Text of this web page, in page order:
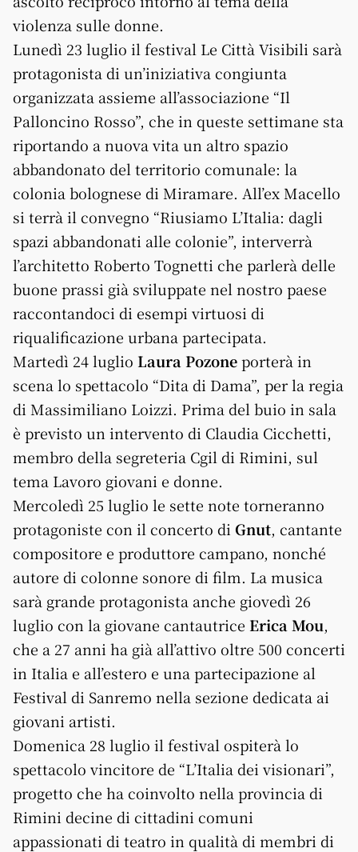
violenza sulle donne.
Lunedì 23 luglio il festival Le Città Visibili sarà
protagonista di un’iniziativa congiunta
organizzata assieme all’associazione “Il
Palloncino Rosso”, che in queste settimane sta
riportando a nuova vita un altro spazio
abbandonato del territorio comunale: la
colonia bolognese di Miramare. All’ex Macello
si terrà il convegno “Riusiamo L’Italia: dagli
spazi abbandonati alle colonie”, interverrà
l’architetto Roberto Tognetti che parlerà delle
buone prassi già sviluppate nel nostro paese
raccontandoci di esempi virtuosi di
riqualificazione urbana partecipata.
Martedì 24 luglio Laura Pozoneporterà in
scena lo spettacolo “Dita di Dama”, per la regia
di Massimiliano Loizzi. Prima del buio in sala
è previsto un intervento di Claudia Cicchetti,
membro della segreteria Cgil di Rimini, sul
tema Lavoro giovani e donne.
Mercoledì 25 luglio le sette note torneranno
protagoniste con il concerto di Gnut, cantante
compositore e produttore campano, nonché
autore di colonne sonore di film. La musica
sarà grande protagonista anche giovedì 26
luglio con la giovane cantautrice Erica Mou,
che a 27 anni ha già all’attivo oltre 500 concerti
in Italia e all’estero e una partecipazione al
Festival di Sanremo nella sezione dedicata ai
giovani artisti.
Domenica 28 luglio il festival ospiterà lo
spettacolo vincitore de “L’Italia dei visionari”,
progetto che ha coinvolto nella provincia di
Rimini decine di cittadini comuni
appassionati di teatro in qualità di membri di